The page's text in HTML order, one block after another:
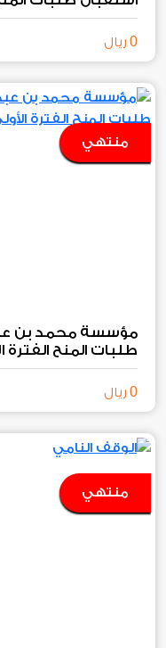
0 ريال
منتهي
مؤسسة محمد بن عبد
طلبات المنح الفترة
0 ريال
منتهي